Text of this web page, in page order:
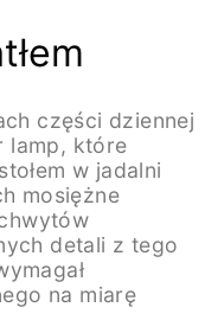
części dziennej
lamp, które
w jadalni
mosiężne
detali z tego
na miarę